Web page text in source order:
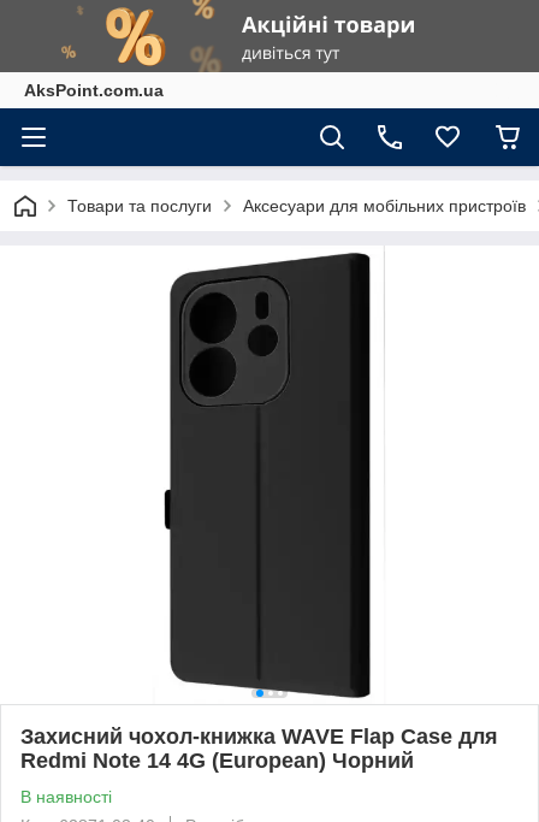
AksPoint.com.ua
Товари та послуги Аксесуари для мобільних пристроїв
Захисний чохол-книжка WAVE Flap Case для
Redmi Note 14 4G (European) Чорний
В наявності